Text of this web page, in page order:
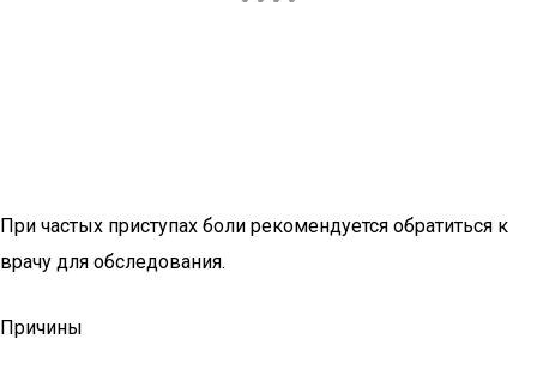
При частых приступах боли рекомендуется обратиться к
врачу для обследования.
Причины